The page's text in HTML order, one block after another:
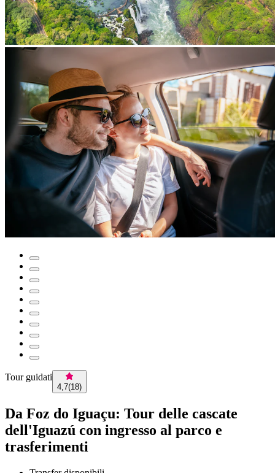
Tour guidati
4,7(18)
Da Foz do Iguaçu: Tour delle cascate
dell'Iguazú con ingresso al parco e
trasferimenti